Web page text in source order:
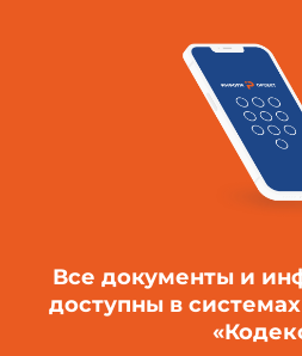
поддержание
заданном уровне.
Все документы и
доступны в